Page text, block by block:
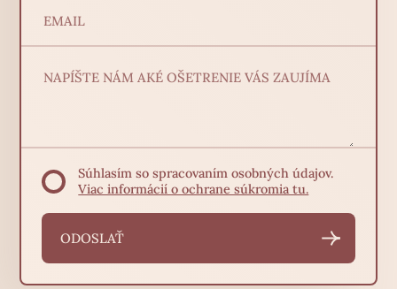
Súhlasím so spracovaním osobných údajov.
Viac informácií o ochrane súkromia tu.